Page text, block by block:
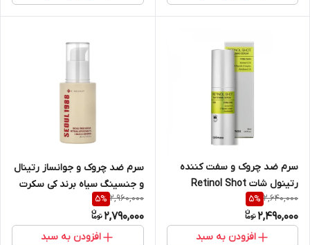
سرم ضد چروک و سفت کننده
رتینول شات Retinol Shot
حجم ۳۰ میل
2,640,000
5%
2,490,000
افزودن به سبد
سرم ضد چروک و جوانساز رتینال
و جنسینگ سیاه برند کی سکرت
میل
2,960,000
5%
2,790,000
افزودن به سبد